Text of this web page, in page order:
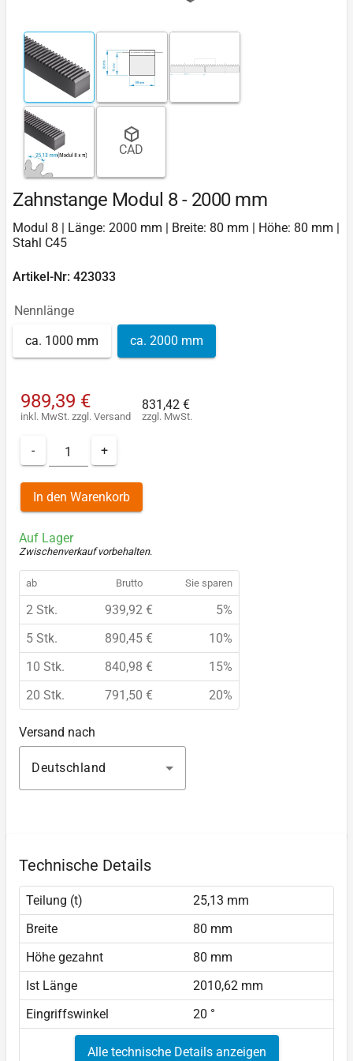
CAD
Zahnstange Modul 8 - 2000 mm
Modul 8 | Länge: 2000 mm | Breite: 80 mm | Höhe: 80 mm |
Stahl C45
Artikel-Nr: 423033
Nennlänge
ca. 1000 mm ca. 2000 mm
989,39 €
inkl. MwSt. zzgl. Versand
831,42 €
zzgl. MwSt.
- +
In den Warenkorb
Auf Lager
Zwischenverkauf vorbehalten.
ab Brutto Sie sparen
2 Stk. 939,92 €
5%
5 Stk.
890,45 €
10%
10 Stk.
840,98 €
15%
20 Stk.
791,50 € 20%
Versand nach
Deutschland
Technische Details
Teilung (t)
25,13 mm
Breite
80 mm
Höhe gezahnt
80 mm
Ist Länge
2010,62 mm
Eingriffswinkel
20 °
Alle technische Details anzeigen